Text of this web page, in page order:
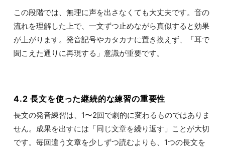
この段階では、無理に声を出さなくても大丈夫です。音の
流れを理解した上で、一文ずつ止めながら真似すると効果
が上がります。発音記号やカタカナに置き換えず、「耳で
聞こえた通りに再現する」意識が重要です。
4.2 長文を使った継続的な練習の重要性
長文の発音練習は、1〜2回で劇的に変わるものではありま
せん。成果を出すには「同じ文章を繰り返す」ことが大切
です。毎回違う文章を少しずつ読むよりも、1つの長文を